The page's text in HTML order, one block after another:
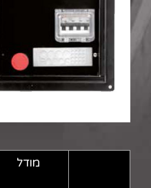
מודל